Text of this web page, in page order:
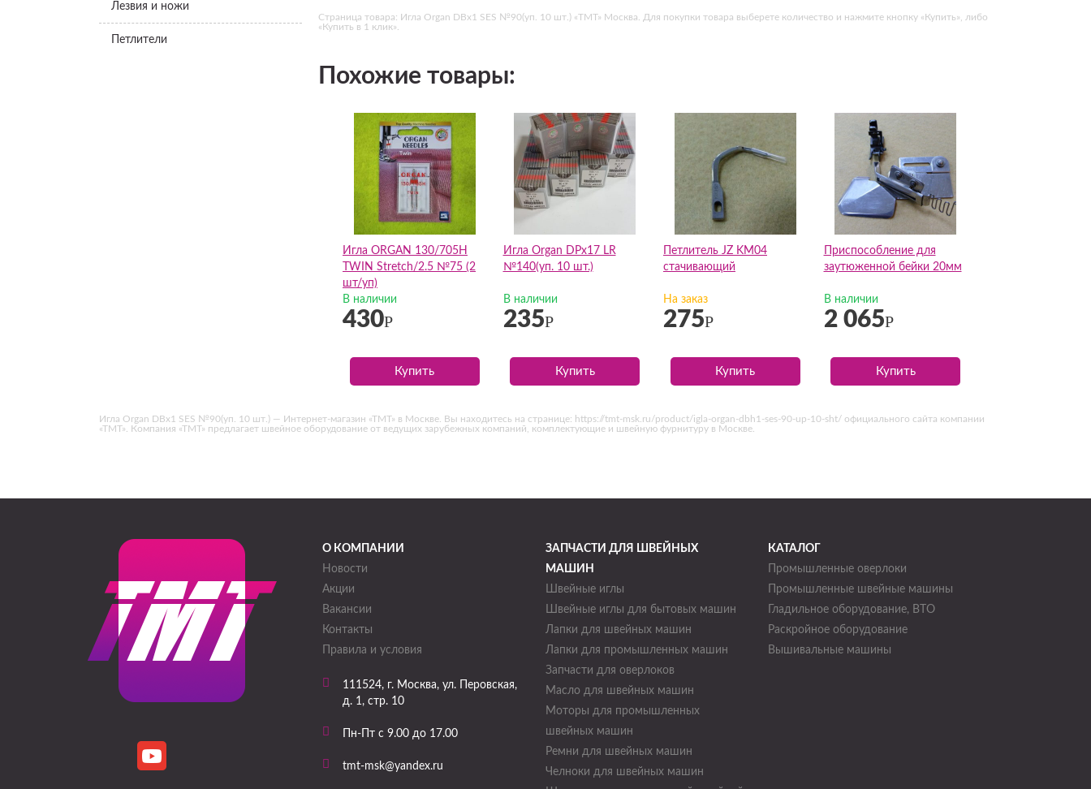
Лезвия и ножи
Петлители
Страница товара: Игла Organ DBх1 SES №90(уп. 10 шт.) «ТМТ» Москва. Для покупки товара выберете количество и нажмите кнопку «Купить», либо
«Купить в 1 клик».
Похожие товары:
Игла ORGAN 130/705H
TWIN Stretch/2.5 №75 (2
шт/уп)
В наличии
430Р
Купить
Игла Organ DPх17 LR
№140(уп. 10 шт.)
В наличии
235Р
Купить
Петлитель JZ KM04
стачивающий
На заказ
275Р
Купить
Приспособление для
заутюженной бейки 20мм
В наличии
2 065Р
Купить
Игла Organ DBх1 SES №90(уп. 10 шт.) — Интернет-магазин «ТМТ» в Москве. Вы находитесь на странице: https://tmt-msk.ru/product/igla-organ-dbh1-ses-90-up-10-sht/ официального сайта компании
«ТМТ». Компания «ТМТ» предлагает швейное оборудование от ведущих зарубежных компаний, комплектующие и швейную фурнитуру в Москве.
О КОМПАНИИ
Новости
Акции
Вакансии
Контакты
Правила и условия
111524, г. Москва, ул. Перовская,
д. 1, стр. 10
Пн-Пт с 9.00 до 17.00
tmt-msk@yandex.ru
ЗАПЧАСТИ ДЛЯ ШВЕЙНЫХ
МАШИН
Швейные иглы
Швейные иглы для бытовых машин
Лапки для швейных машин
Лапки для промышленных машин
Запчасти для оверлоков
Масло для швейных машин
Моторы для промышленных
швейных машин
Ремни для швейных машин
Челноки для швейных машин
КАТАЛОГ
Промышленные оверлоки
Промышленные швейные машины
Гладильное оборудование, ВТО
Раскройное оборудование
Вышивальные машины